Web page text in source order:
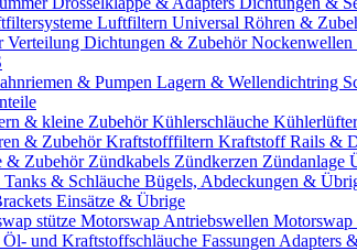
Luftfiltern Universal Röhren &
Verteilung Dichtungen & ZubehörNockenwellen
& Pumpen Lagern & Wellendichtring
& kleine ZubehörKühlerschläuche
& ZubehörKraftstofffiltern Kraftstoff Rails &
& Zubehör Zündkabels Zündkerzen Zündanlage
Tanks & Schläuche Bügels, Abdeckungen &
Einsätze & Übrige
stütze Motorswap Antriebswellen Motorswap
Öl- und Kraftstoffschläuche Fassungen Adapters